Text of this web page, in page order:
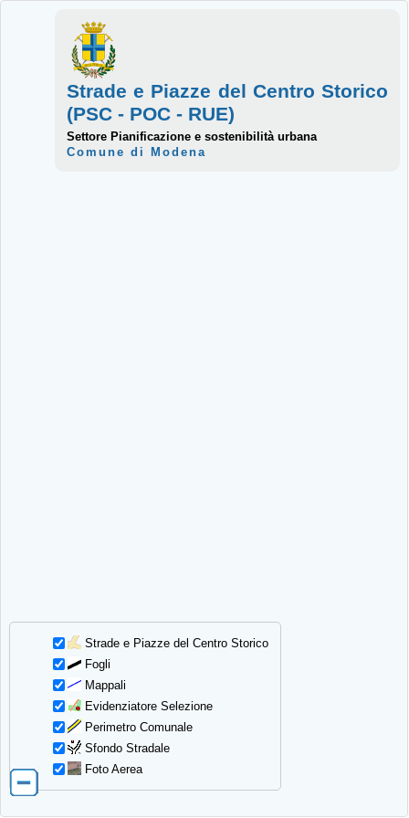
Strade e Piazze del Centro Storico
Fogli
Mappali
Evidenziatore Selezione
Perimetro Comunale
Sfondo Stradale
Foto Aerea
Strade e Piazze del Centro Storico
(PSC - POC - RUE)
Settore Pianificazione e sostenibilità urbana
Comune di Modena